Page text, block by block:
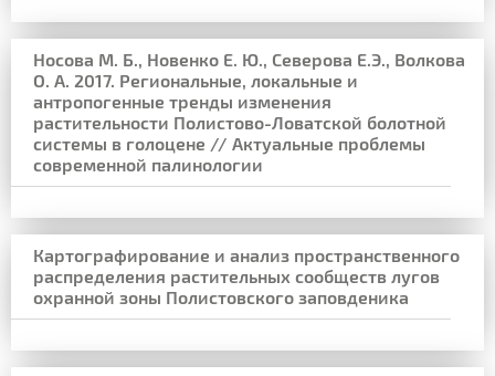
Носова М. Б., Новенко Е. Ю., Северова Е.Э., Волкова
О. А. 2017. Региональные, локальные и
антропогенные тренды изменения
растительности Полистово-Ловатской болотной
системы в голоцене // Актуальные проблемы
современной палинологии
Картографирование и анализ пространственного
распределения растительных сообществ лугов
охранной зоны Полистовского заповденика